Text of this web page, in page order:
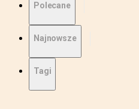
Polecane
Najnowsze
Tagi